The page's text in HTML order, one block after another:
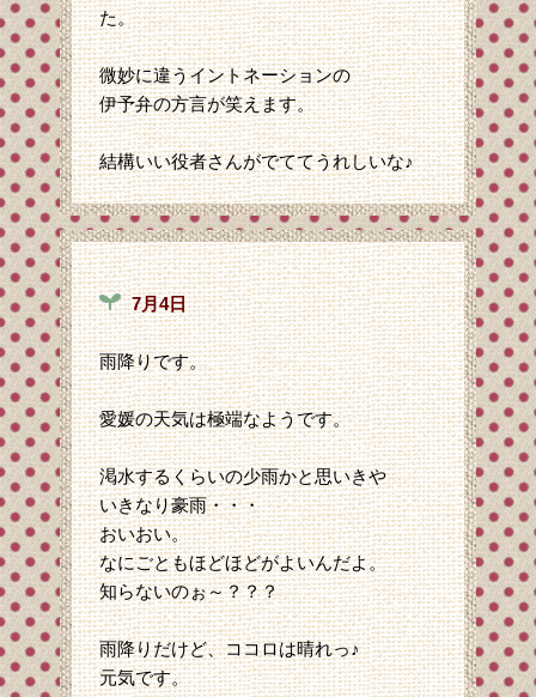
た。
微妙に違うイントネーションの
伊予弁の方言が笑えます。
結構いい役者さんがでててうれしいな♪
7月4日
雨降りです。
愛媛の天気は極端なようです。
渇水するくらいの少雨かと思いきや
いきなり豪雨・・・
おいおい。
なにごともほどほどがよいんだよ。
知らないのぉ～？？？
雨降りだけど、ココロは晴れっ♪
元気です。